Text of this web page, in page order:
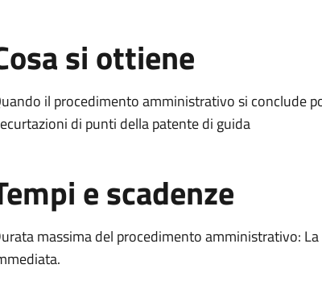
si ottiene
il procedimento amministrativo si conclude
di punti della patente di guida
e scadenze
massima del procedimento amministrativo: